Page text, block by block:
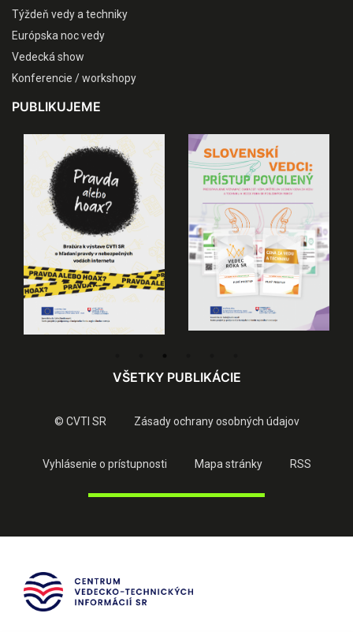
Týždeň vedy a techniky
Európska noc vedy
Vedecká show
Konferencie / workshopy
PUBLIKUJEME
VŠETKY PUBLIKÁCIE
© CVTI SR Zásady ochrany osobných údajov
Vyhlásenie o prístupnosti Mapa stránky RSS